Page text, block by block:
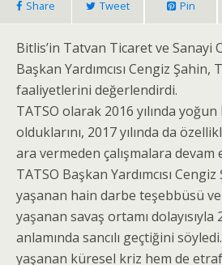
Share Tweet Pin
Bitlis’in Tatvan Ticaret ve Sanayi
Başkan Yardımcısı Cengiz Şahin,
faaliyetlerini değerlendirdi.
TATSO olarak 2016 yılında
olduklarını, 2017 yılında da
ara vermeden çalışmalara
TATSO Başkan Yardımcısı
yaşanan hain darbe teşebbüsü
yaşanan savaş ortamı dolayısıyla
anlamında sancılı geçtiğini
yaşanan küresel kriz hem de